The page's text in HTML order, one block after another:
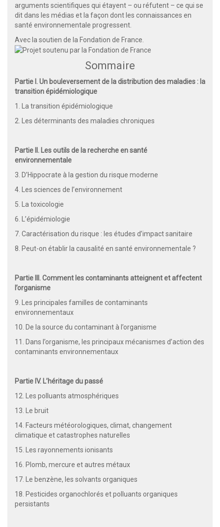
arguments scientifiques qui étayent – ou réfutent – ce qui se
dit dans les médias et la façon dont les connaissances en
santé environnementale progressent.
Avec la soutien de la Fondation de France.
Sommaire
Partie I. Un bouleversement de la distribution des maladies : la
transition épidémiologique
1. La transition épidémiologique
2. Les déterminants des maladies chroniques
Partie II. Les outils de la recherche en santé
environnementale
3. D’Hippocrate à la gestion du risque moderne
4. Les sciences de l’environnement
5. La toxicologie
6. L’épidémiologie
7. Caractérisation du risque : les études d’impact sanitaire
8. Peut-on établir la causalité en santé environnementale ?
Partie III. Comment les contaminants atteignent et affectent
l’organisme
9. Les principales familles de contaminants
environnementaux
10. De la source du contaminant à l’organisme
11. Dans l’organisme, les principaux mécanismes d’action des
contaminants environnementaux
Partie IV. L’héritage du passé
12. Les polluants atmosphériques
13. Le bruit
14. Facteurs météorologiques, climat, changement
climatique et catastrophes naturelles
15. Les rayonnements ionisants
16. Plomb, mercure et autres métaux
17. Le benzène, les solvants organiques
18. Pesticides organochlorés et polluants organiques
persistants